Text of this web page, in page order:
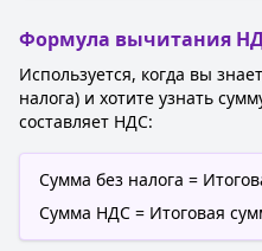
Формула вычитания
Используется, когда вы
налога) и хотите узнать
составляет НДС:
Сумма без налога =
Сумма НДС = Итоговая